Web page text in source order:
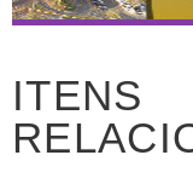
ITENS